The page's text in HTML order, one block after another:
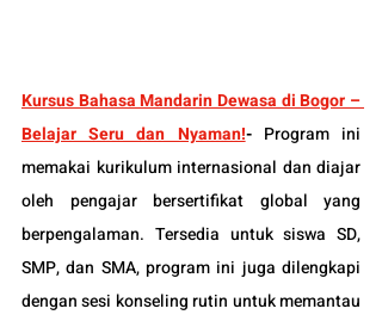
Kursus Bahasa Mandarin Dewasa di Bogor –
Belajar Seru dan Nyaman!- Program ini
memakai kurikulum internasional dan diajar
oleh pengajar bersertifikat global yang
berpengalaman. Tersedia untuk siswa SD,
SMP, dan SMA, program ini juga dilengkapi
dengan sesi konseling rutin untuk memantau